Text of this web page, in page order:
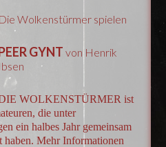
Die Wolkenstürmer spielen
GYNT von Henrik
Ibsen
WOLKENSTÜRMER ist
die unter
ein halbes Jahr gemeinsam
haben. Mehr Informationen